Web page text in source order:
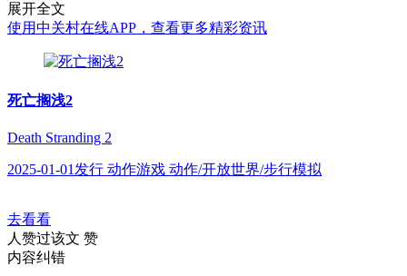
展开全文
使用中关村在线APP，查看更多精彩资讯
死亡搁浅2
Death Stranding 2
2025-01-01发行 动作游戏 动作/开放世界/步行模拟
去看看
人赞过该文 赞
内容纠错